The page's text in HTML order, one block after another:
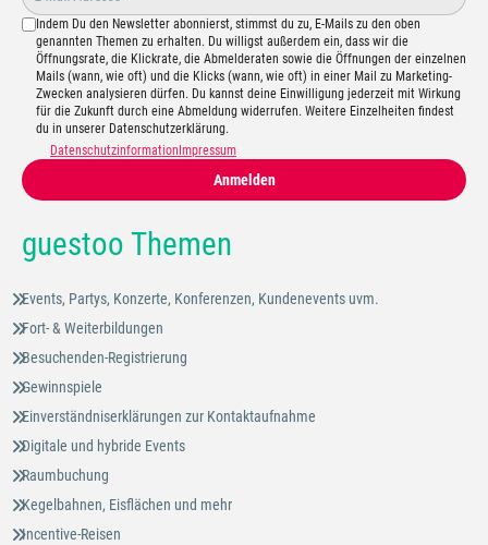
Indem Du den Newsletter abonnierst, stimmst du zu, E-Mails zu den oben
genannten Themen zu erhalten. Du willigst außerdem ein, dass wir die
Öffnungsrate, die Klickrate, die Abmelderaten sowie die Öffnungen der einzelnen
Mails (wann, wie oft) und die Klicks (wann, wie oft) in einer Mail zu Marketing-
Zwecken analysieren dürfen. Du kannst deine Einwilligung jederzeit mit Wirkung
für die Zukunft durch eine Abmeldung widerrufen. Weitere Einzelheiten findest
du in unserer Datenschutzerklärung.
Datenschutzinformation Impressum
Anmelden
guestoo Themen
Events, Partys, Konzerte, Konferenzen, Kundenevents uvm.
Fort- & Weiterbildungen
Besuchenden-Registrierung
Gewinnspiele
Einverständniserklärungen zur Kontaktaufnahme
Digitale und hybride Events
Raumbuchung
Kegelbahnen, Eisflächen und mehr
Incentive-Reisen